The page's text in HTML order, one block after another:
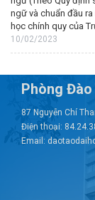
ngữ và chuẩn đầu
học chính quy của
10/02/2023
Phòng
87 Nguyễn Chí
Điện thoại:
Email: